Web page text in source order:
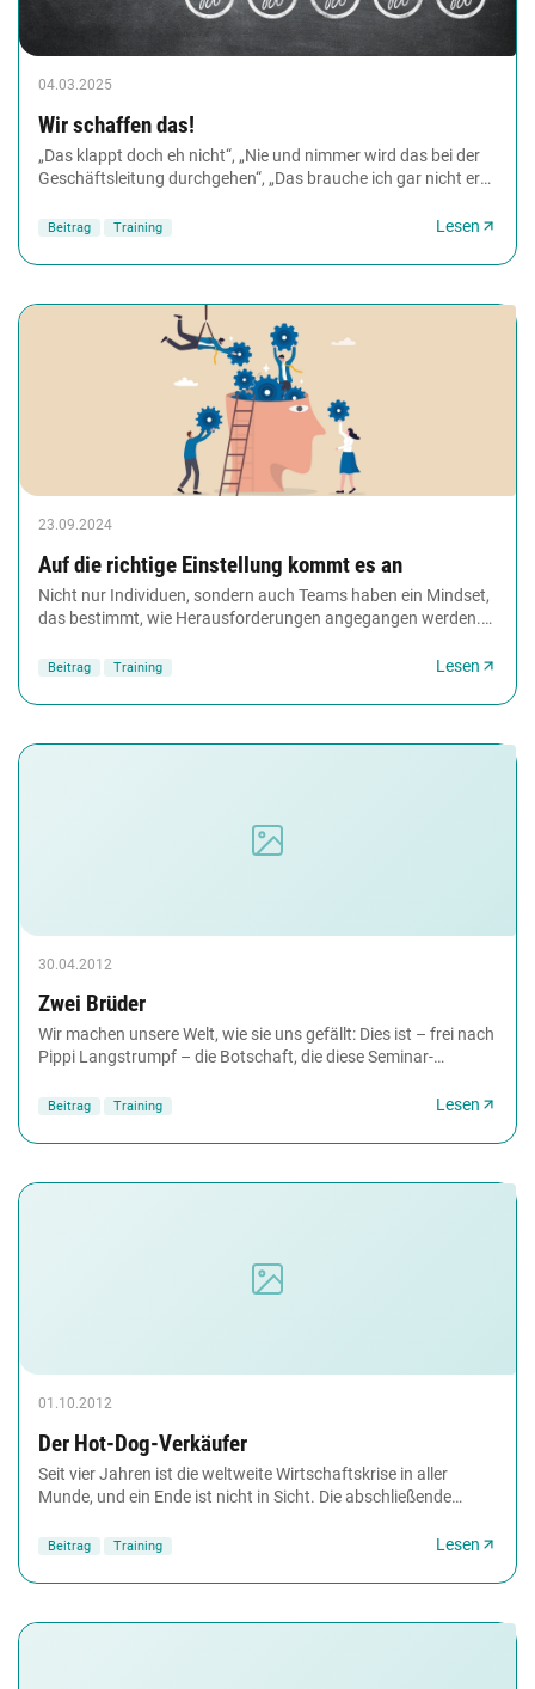
04.03.2025
Wir schaffen das!
„Das klappt doch eh nicht“, „Nie und nimmer wird das bei der
Geschäftsleitung durchgehen“, „Das brauche ich gar nicht erst
Beitrag Training Lesen
23.09.2024
Auf die richtige Einstellung kommt es an
Nicht nur Individuen, sondern auch Teams haben ein Mindset,
das bestimmt, wie Herausforderungen angegangen werden.
Beitrag Training Lesen
30.04.2012
Zwei Brüder
Wir machen unsere Welt, wie sie uns gefällt: Dies ist – frei nach
Pippi Langstrumpf – die Botschaft, die diese Seminar­
Beitrag Training Lesen
01.10.2012
Der Hot-Dog-Verkäufer
Seit vier Jahren ist die weltweite Wirtschaftskrise in aller
Munde, und ein Ende ist nicht in Sicht. Die abschließende
Beitrag Training Lesen